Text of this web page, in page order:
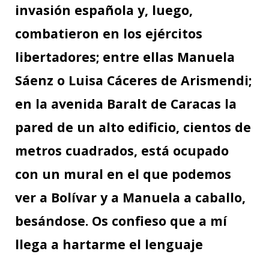
invasión española y, luego,
combatieron en los ejércitos
libertadores; entre ellas Manuela
Sáenz o Luisa Cáceres de Arismendi;
en la avenida Baralt de Caracas la
pared de un alto edificio, cientos de
metros cuadrados, está ocupado
con un mural en el que podemos
ver a Bolívar y a Manuela a caballo,
besándose. Os confieso que a mí
llega a hartarme el lenguaje